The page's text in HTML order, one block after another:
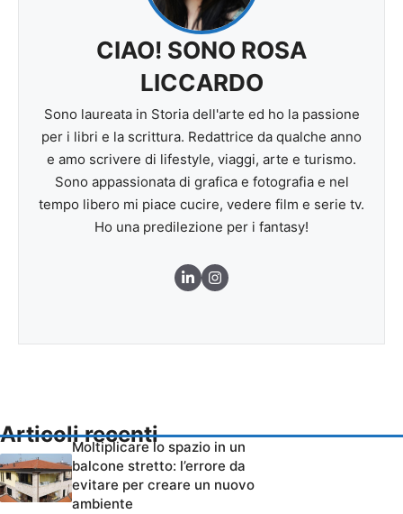
CIAO! SONO ROSA
LICCARDO
Sono laureata in Storia dell'arte ed ho la passione
per i libri e la scrittura. Redattrice da qualche anno
e amo scrivere di lifestyle, viaggi, arte e turismo.
Sono appassionata di grafica e fotografia e nel
tempo libero mi piace cucire, vedere film e serie tv.
Ho una predilezione per i fantasy!
Articoli recenti
Moltiplicare lo spazio in un
balcone stretto: l’errore da
evitare per creare un nuovo
ambiente